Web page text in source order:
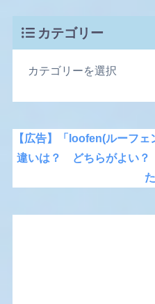
カテゴリー
【広告】「loofen(ルーフ
違いは？ どちらがよい？
た